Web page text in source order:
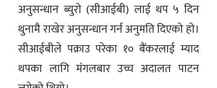
अनुसन्धान ब्युरो (सीआईबी) लाई थप ५ दिन
थुनामै राखेर अनुसन्धान गर्न अनुमति दिएको हो।
सीआईबीले पक्राउ परेका १० बैंकरलाई म्याद
थपका लागि मंगलबार उच्च अदालत पाटन